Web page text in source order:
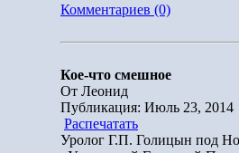
Комментариев (0)
Кое-что смешное
От Леонид
Публикация: Июль 23, 2014
Распечатать
Уролог Г.П. Голицын под